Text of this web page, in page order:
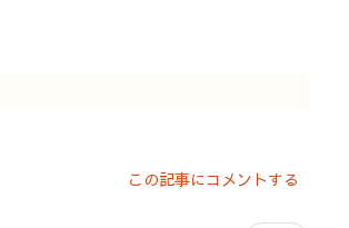
この記事にコメントする